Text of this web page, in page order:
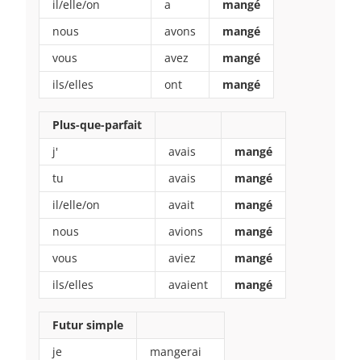
il/elle/on a
mangé
nous
avons
mangé
vous
avez
mangé
ils/elles
ont mangé
Plus-que-parfait
j'
avais
mangé
tu
avais
mangé
il/elle/on
avait
mangé
nous
avions
mangé
vous
aviez
mangé
ils/elles
avaient mangé
Futur simple
je
mangerai